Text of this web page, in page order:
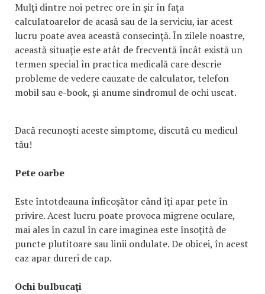
Mulţi dintre noi petrec ore în şir în faţa
calculatoarelor de acasă sau de la serviciu, iar acest
lucru poate avea această consecinţă. În zilele noastre,
această situaţie este atât de frecventă încât există un
termen special în practica medicală care descrie
probleme de vedere cauzate de calculator, telefon
mobil sau e-book, şi anume sindromul de ochi uscat.
Dacă recunoşti aceste simptome, discută cu medicul
tău!
Pete oarbe
Este întotdeauna înficoşător când îţi apar pete în
privire. Acest lucru poate provoca migrene oculare,
mai ales în cazul în care imaginea este însoţită de
puncte plutitoare sau linii ondulate. De obicei, în acest
caz apar dureri de cap.
Ochi bulbucaţi